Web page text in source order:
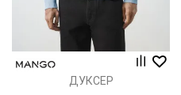
ДУКСЕР